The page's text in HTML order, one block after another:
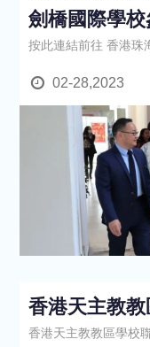
劍橋國際學
按此連結前往 香港珠
02-28,2023
香港天主教
香港天主教教區學校